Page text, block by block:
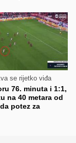
se rijetko viđa
76. minuta i 1:1,
na 40 metara od
potez za